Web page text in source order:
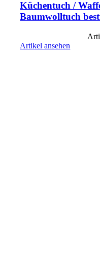
Küchentuch /
Baumwolltuch
Artikel ansehen